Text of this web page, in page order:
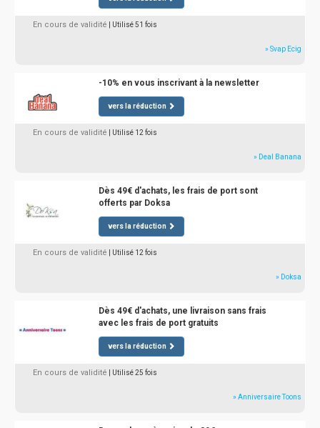
En cours de validité | Utilisé 51 fois
» Svap Ecig
-10% en vous inscrivant à la newsletter
vers la réduction
En cours de validité | Utilisé 12 fois
» Deal Banana
Dès 49€ d'achats, les frais de port sont
offerts par Doksa
vers la réduction
En cours de validité | Utilisé 12 fois
» Doksa
Dès 49€ d'achats, une livraison sans frais
avec les frais de port gratuits
vers la réduction
En cours de validité | Utilisé 25 fois
» Anniversaire Toons